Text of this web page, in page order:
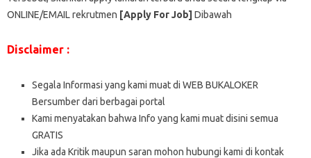
ONLINE/EMAIL rekrutmen [Apply For Job] Dibawah
Disclaimer :
Segala Informasi yang kami muat di WEB BUKALOKER
Bersumber dari berbagai portal
Kami menyatakan bahwa Info yang kami muat disini semua
GRATIS
Jika ada Kritik maupun saran mohon hubungi kami di kontak